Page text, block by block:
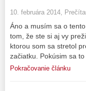
10. februára 2014,
Áno a musím sa o
tom, že ste si aj vy
ktorou som sa stretol
začiatku. Pokúsim sa
Pokračovanie článku